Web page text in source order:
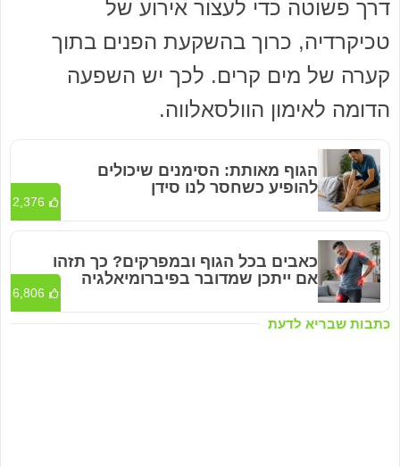
דרך פשוטה כדי לעצור אירוע של
טכיקרדיה, כרוך בהשקעת הפנים בתוך
קערה של מים קרים. לכך יש השפעה
הדומה לאימון הוולסאלווה.
כתבות שבריא לדעת
הגוף מאותת: הסימנים שיכולים
להופיע כשחסר לנו סידן
2,376
כאבים בכל הגוף ובמפרקים? כך תזהו
אם ייתכן שמדובר בפיברומיאלגיה
6,806